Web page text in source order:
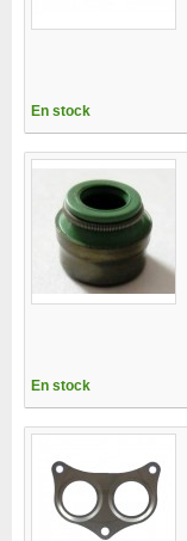
En stock
En stock